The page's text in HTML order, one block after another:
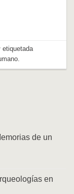
de un
en
etiquetada
.